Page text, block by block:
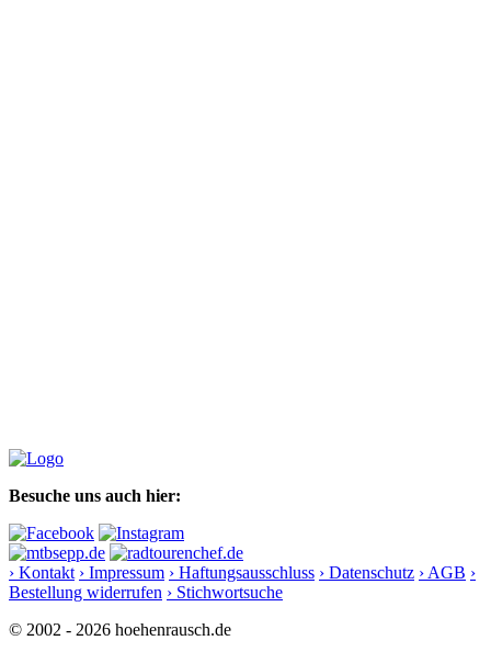
Besuche uns auch hier:
› Kontakt › Impressum › Haftungsausschluss › Datenschutz › AGB ›
Bestellung widerrufen › Stichwortsuche
© 2002 - 2026 hoehenrausch.de